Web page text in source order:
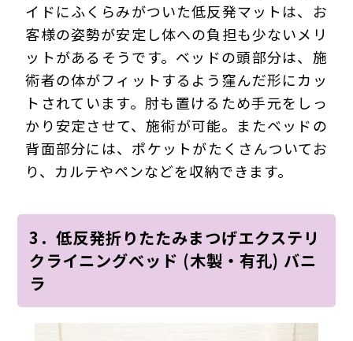
イドにふくらみがついた低反発マットは、お
客様の姿勢が安定し体への負担も少ないメリ
ットがあるそうです。ベッドの頭部分は、施
術者の体がフィットするよう窪んだ形にカッ
トされています。肘も置けるため手元をしっ
かり安定させて、施術が可能。またベッドの
背面部分には、ポケットがたくさんついてお
り、カルテやペンなどを収納できます。
3．低反発折りたたみまつげエクステリ
クライニングべッド (木製・有孔) バニ
ラ